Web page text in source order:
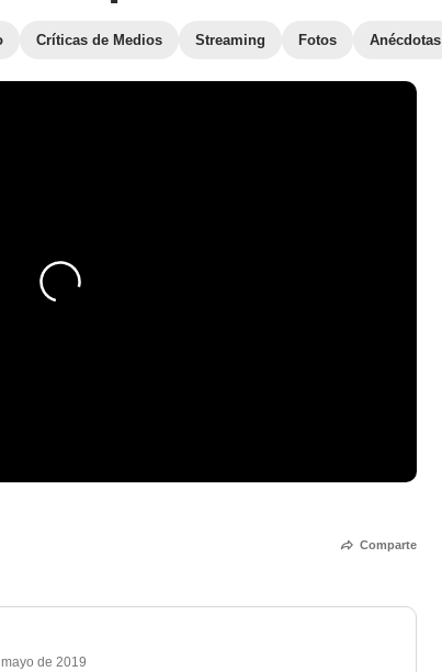
Críticas de Medios Streaming Fotos Anécdotas
Comparte
de 2019